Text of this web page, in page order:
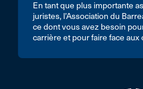
En tant que plus importante
juristes, l’Association du
ce dont vous avez besoin
carrière et pour faire face